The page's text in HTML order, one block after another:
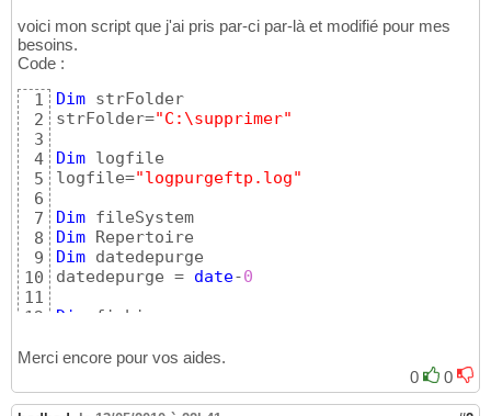
voici mon script que j'ai pris par-ci par-là et modifié pour mes
besoins.
Code :
1
2
3
4
5
6
7
8
9
10
11
12
14
16
Dim strFolder
strFolder="C:\supprimer"
Dim logfile
logfile="logpurgeftp.log"
Dim
Dim
Dim datedepurge
datedepurge = date-0
Dim
fichier
on error resume next
Merci encore pour vos aides.
0
0